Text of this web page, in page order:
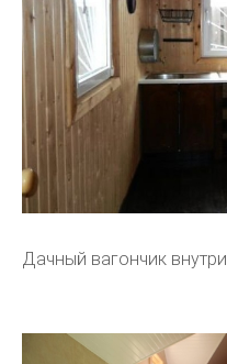
Дачный вагончик внутри